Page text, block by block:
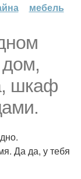
мебель
дом,
шкаф
Да да, у тебя